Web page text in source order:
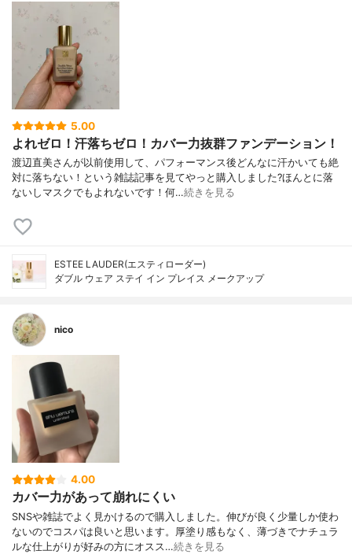
5.00
よれゼロ！汗落ちゼロ！カバー力抜群ファンデーション！
渡辺直美さんが以前使用して、パフォーマンス後どんなに汗かいても絶
対に落ちない！という雑誌記事を見てやっと購入しました?ほんとに落
ないしマスクでもよれないです！何…続きを見る
ESTEE LAUDER(エスティローダー)
ダブル ウェア ステイ イン プレイス メークアップ
nico
4.00
カバー力があって崩れにくい
SNSや雑誌でよく見かけるので購入しました。伸びが良く少量しか使わ
ないのでコスパは良いと思います。厚塗り感もなく、薄づきでナチュラ
ルな仕上がりが好みの方にオスス…続きを見る